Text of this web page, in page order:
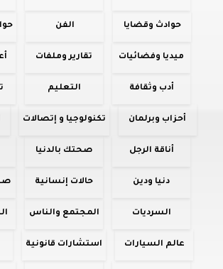
حوادث وقضايا الفن
ميديا وفضائيات تقارير وملفات
أدب وثقافة التعليم
أحزاب وبرلمان تكنولوجيا و إتصالات
أناقة الرجل صحتك بالدنيا
دنيا ودين حالات إنسانية
السرديات المجتمع والناس
عالم السيارات استشارات قانونية